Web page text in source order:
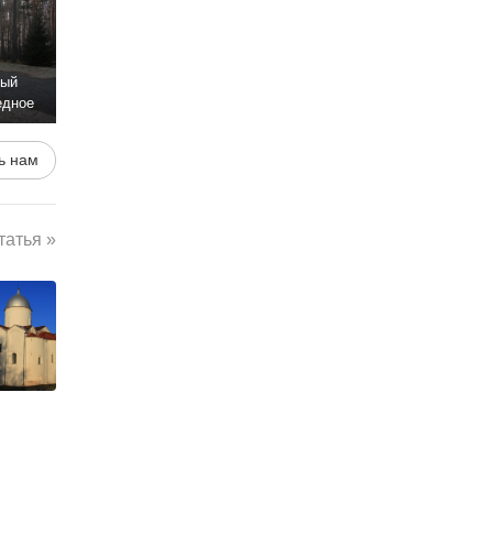
нам
»